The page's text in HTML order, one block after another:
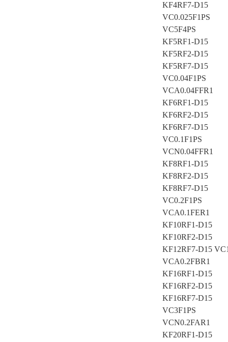
KF4RF7-D15
VC0.025F1PS
VC5F4PS
KF5RF1-D15
KF5RF2-D15
KF5RF7-D15
VC0.04F1PS
VCA0.04FFR1
KF6RF1-D15
KF6RF2-D15
KF6RF7-D15
VC0.1F1PS
VCN0.04FFR1
KF8RF1-D15
KF8RF2-D15
KF8RF7-D15
VC0.2F1PS
VCA0.1FER1
KF10RF1-D15
KF10RF2-D15
KF12RF7-D15
VCA0.2FBR1
KF16RF1-D15
KF16RF2-D15
KF16RF7-D15
VC3F1PS
VCN0.2FAR1
KF20RF1-D15